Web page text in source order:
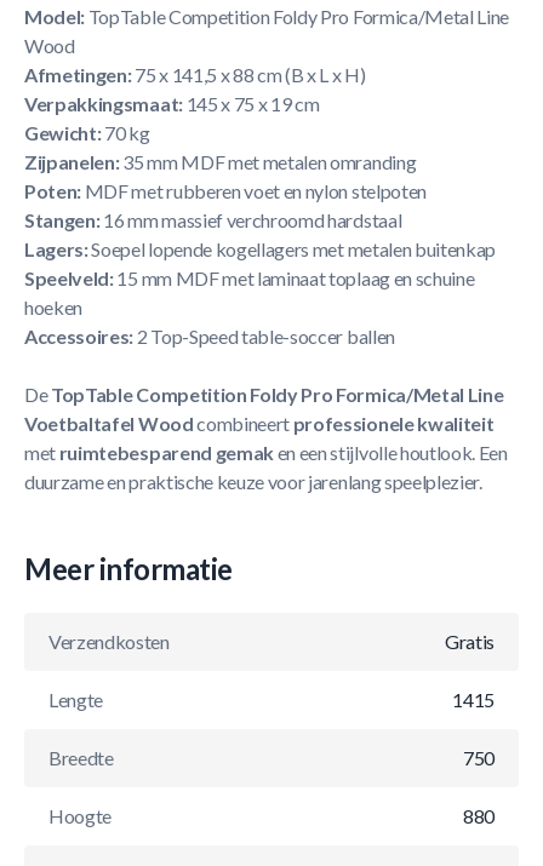
Model: TopTable Competition Foldy Pro Formica/Metal Line
Wood
Afmetingen:75 x 141,5 x 88 cm (B x L x H)
Verpakkingsmaat:145 x 75 x 19 cm
Gewicht:70 kg
Zijpanelen:35 mm MDF met metalen omranding
Poten: MDF met rubberen voet en nylon stelpoten
Stangen:16 mm massief verchroomd hardstaal
Lagers:Soepel lopende kogellagers met metalen buitenkap
Speelveld:15 mm MDF met laminaat toplaag en schuine
hoeken
Accessoires: 2 Top-Speed table-soccer ballen
DeTopTable Competition Foldy Pro Formica/Metal Line
Voetbaltafel Woodcombineert professionele kwaliteit
met ruimtebesparend gemak en een stijlvolle houtlook. Een
duurzame en praktische keuze voor jarenlang speelplezier.
Meer informatie
Verzendkosten Gratis
Lengte 1415
Breedte 750
Hoogte 880